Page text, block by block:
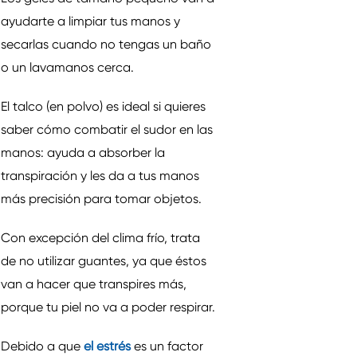
ayudarte a limpiar tus manos y
secarlas cuando no tengas un baño
o un lavamanos cerca.
El talco (en polvo) es ideal si quieres
saber cómo combatir el sudor en las
manos: ayuda a absorber la
transpiración y les da a tus manos
más precisión para tomar objetos.
Con excepción del clima frío, trata
de no utilizar guantes, ya que éstos
van a hacer que transpires más,
porque tu piel no va a poder respirar.
Debido a que el estréses un factor